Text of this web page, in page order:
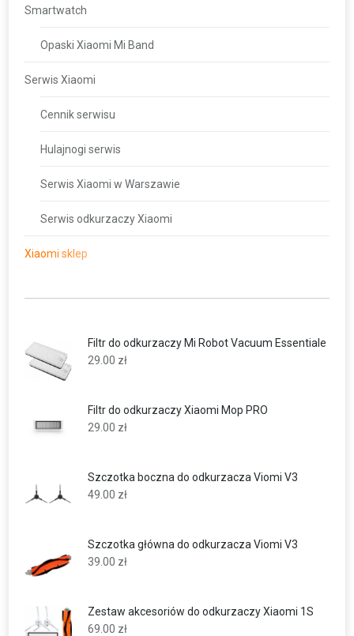
Smartwatch
Opaski Xiaomi Mi Band
Serwis Xiaomi
Cennik serwisu
Hulajnogi serwis
Serwis Xiaomi w Warszawie
Serwis odkurzaczy Xiaomi
Xiaomi sklep
Filtr do odkurzaczy Mi Robot Vacuum Essentiale
29.00 zł
Filtr do odkurzaczy Xiaomi Mop PRO
29.00 zł
Szczotka boczna do odkurzacza Viomi V3
49.00 zł
Szczotka główna do odkurzacza Viomi V3
39.00 zł
Zestaw akcesoriów do odkurzaczy Xiaomi 1S
69.00 zł